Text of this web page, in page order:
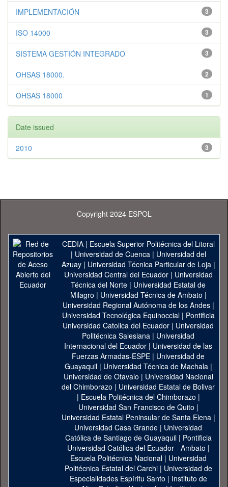
3
IMPLEMENTACIÓN
3
ISO 14000
3
SISTEMA GESTIÓN INTEGRADO
2
OHSAS 18000.
1
OHSAS 18000
Date issued
3
2010
Copyright 2024 ESPOL
CEDIA| Escuela Superior Politécnica del Litoral
| Universidad de Cuenca| Universidad del
Azuay| Universidad Técnica Particular de Loja|
Universidad Central del Ecuador| Universidad
Técnica del Norte | Universidad Estatal de
Milagro | Universidad Técnica de Ambato |
Universidad Regional Autónoma de los Andes|
Universidad Tecnológica Equinoccial| Pontificia
Universidad Catolica del Ecuador | Universidad
Politécnica Salesiana | Universidad
Internacional del Ecuador | Universidad de las
Fuerzas Armadas-ESPE | Universidad de
Guayaquil| Universidad Técnica de Machala|
Universidad de Otavalo | Universidad Nacional
del Chimborazo | Universidad Estatal de Bolivar
| Escuela Politécnica del Chimborazo |
Universidad San Francisco de Quito |
Universidad Estatal Peninsular de Santa Elena|
Universidad Casa Grande | Universidad
Católica de Santiago de Guayaquil| Pontificia
Universidad Católica del Ecuador - Ambato |
Escuela Politécnica Nacional| Universidad
Politécnica Estatal del Carchi| Universidad de
Especialidades Espíritu Santo | Instituto de